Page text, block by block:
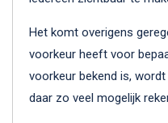
Het komt overigens
voorkeur heeft voor
voorkeur bekend is,
daar zo veel mogelijk